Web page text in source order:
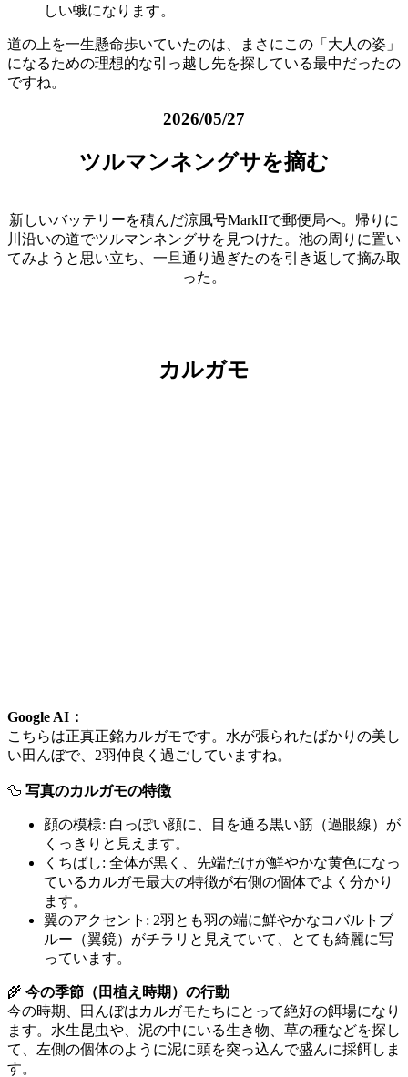
しい蛾になります。
道の上を一生懸命歩いていたのは、まさにこの「大人の姿」
になるための理想的な引っ越し先を探している最中だったの
ですね。
2026/05/27
ツルマンネングサを摘む
新しいバッテリーを積んだ涼風号MarkIIで郵便局へ。帰りに
川沿いの道でツルマンネングサを見つけた。池の周りに置い
てみようと思い立ち、一旦通り過ぎたのを引き返して摘み取
った。
カルガモ
Google AI：
こちらは正真正銘カルガモです。水が張られたばかりの美し
い田んぼで、2羽仲良く過ごしていますね。
🦆 写真のカルガモの特徴
顔の模様: 白っぽい顔に、目を通る黒い筋（過眼線）が
くっきりと見えます。
くちばし: 全体が黒く、先端だけが鮮やかな黄色になっ
ているカルガモ最大の特徴が右側の個体でよく分かり
ます。
翼のアクセント: 2羽とも羽の端に鮮やかなコバルトブ
ルー（翼鏡）がチラリと見えていて、とても綺麗に写
っています。
🌾 今の季節（田植え時期）の行動
今の時期、田んぼはカルガモたちにとって絶好の餌場になり
ます。水生昆虫や、泥の中にいる生き物、草の種などを探し
て、左側の個体のように泥に頭を突っ込んで盛んに採餌しま
す。